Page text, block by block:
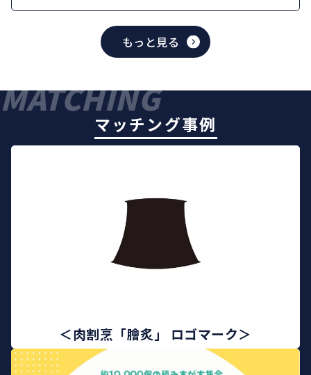
もっと見る
MATCHING
マッチング事例
＜肉割烹「膾炙」 ロゴマーク＞